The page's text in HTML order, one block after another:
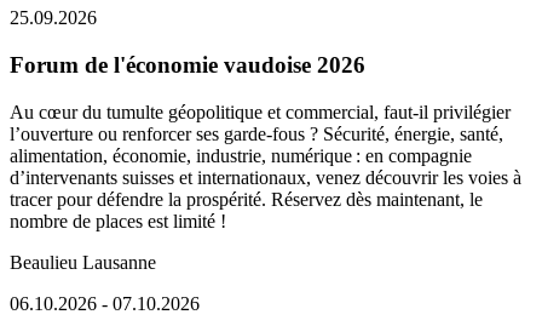
25.09.2026
Forum de l'économie vaudoise 2026
Au cœur du tumulte géopolitique et commercial, faut-il privilégier
l’ouverture ou renforcer ses garde-fous ? Sécurité, énergie, santé,
alimentation, économie, industrie, numérique : en compagnie
d’intervenants suisses et internationaux, venez découvrir les voies à
tracer pour défendre la prospérité. Réservez dès maintenant, le
nombre de places est limité !
Beaulieu Lausanne
06.10.2026 - 07.10.2026